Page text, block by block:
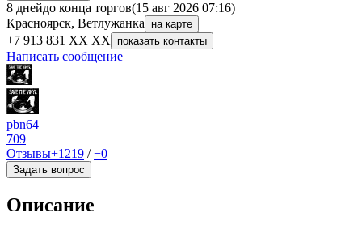
8 днейдо конца торгов(15 авг 2026 07:16)
Красноярск, Ветлужанка
на карте
+7 913 831 XX XX показать контакты
Написать сообщение
pbn64
709
Отзывы+1219 /−0
Задать вопрос
Описание